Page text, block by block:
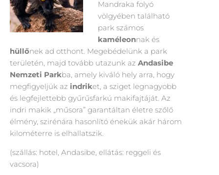
Mandraka folyó
völgyében található
park számos
kaméleonnak és
hüllőnek ad otthont. Megebédelünk a park
területén, majd tovább utazunk az Andasibe
Nemzeti Parkba, amely kiváló hely arra, hogy
megfigyeljük az indriket, a sziget legnagyobb
és legfejlettebb gyűrűsfarkú makifajtáját. Az
indri makik „műsora” garantáltan életre szőlő
élmény, szirénára hasonlító énekük akár három
kilométerre is elhallatszik.
(szállás: hotel, Andasibe, ellátás: reggeli és
vacsora)